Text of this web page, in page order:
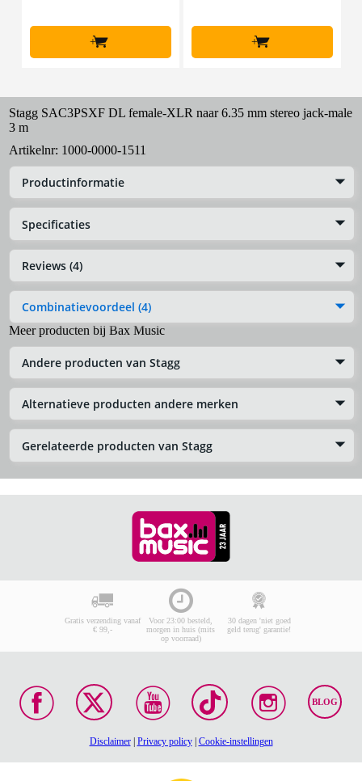
+ +
Stagg SAC3PSXF DL female-XLR naar 6.35 mm stereo jack-male
3 m
Artikelnr: 1000-0000-1511
Productinformatie
Specificaties
Reviews (4)
Combinatievoordeel (4)
Meer producten bij Bax Music
Andere producten van Stagg
Alternatieve producten andere merken
Gerelateerde producten van Stagg
Gratis verzending vanaf
€ 99,-
Voor 23:00 besteld,
morgen in huis (mits
op voorraad)
30 dagen 'niet goed
geld terug' garantie!
BLOG
Disclaimer| Privacy policy| Cookie-instellingen